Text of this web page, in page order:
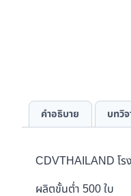
คำอธิบาย บทวิ
CDVTHAILAND โร
ผลิตขั้นต่ำ 500 ใบ